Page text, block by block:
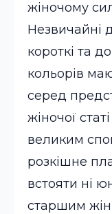
жіночому
Незвичайні
короткі та
кольорів
серед
жіночої
великим
розкішне
встояти ні
старшим